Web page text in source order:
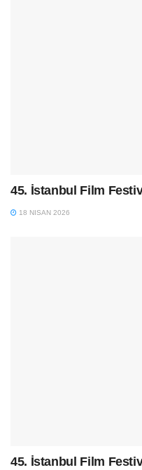
45. İstanbul Film
18 NISAN 2026
45. İstanbul Film